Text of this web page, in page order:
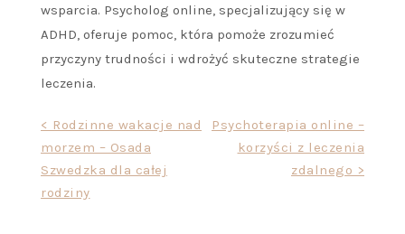
wsparcia. Psycholog online, specjalizujący się w
ADHD, oferuje pomoc, która pomoże zrozumieć
przyczyny trudności i wdrożyć skuteczne strategie
leczenia.
Nawigacja
wpisu
< Rodzinne wakacje nad
morzem – Osada
Szwedzka dla całej
rodziny
Psychoterapia online –
korzyści z leczenia
zdalnego >